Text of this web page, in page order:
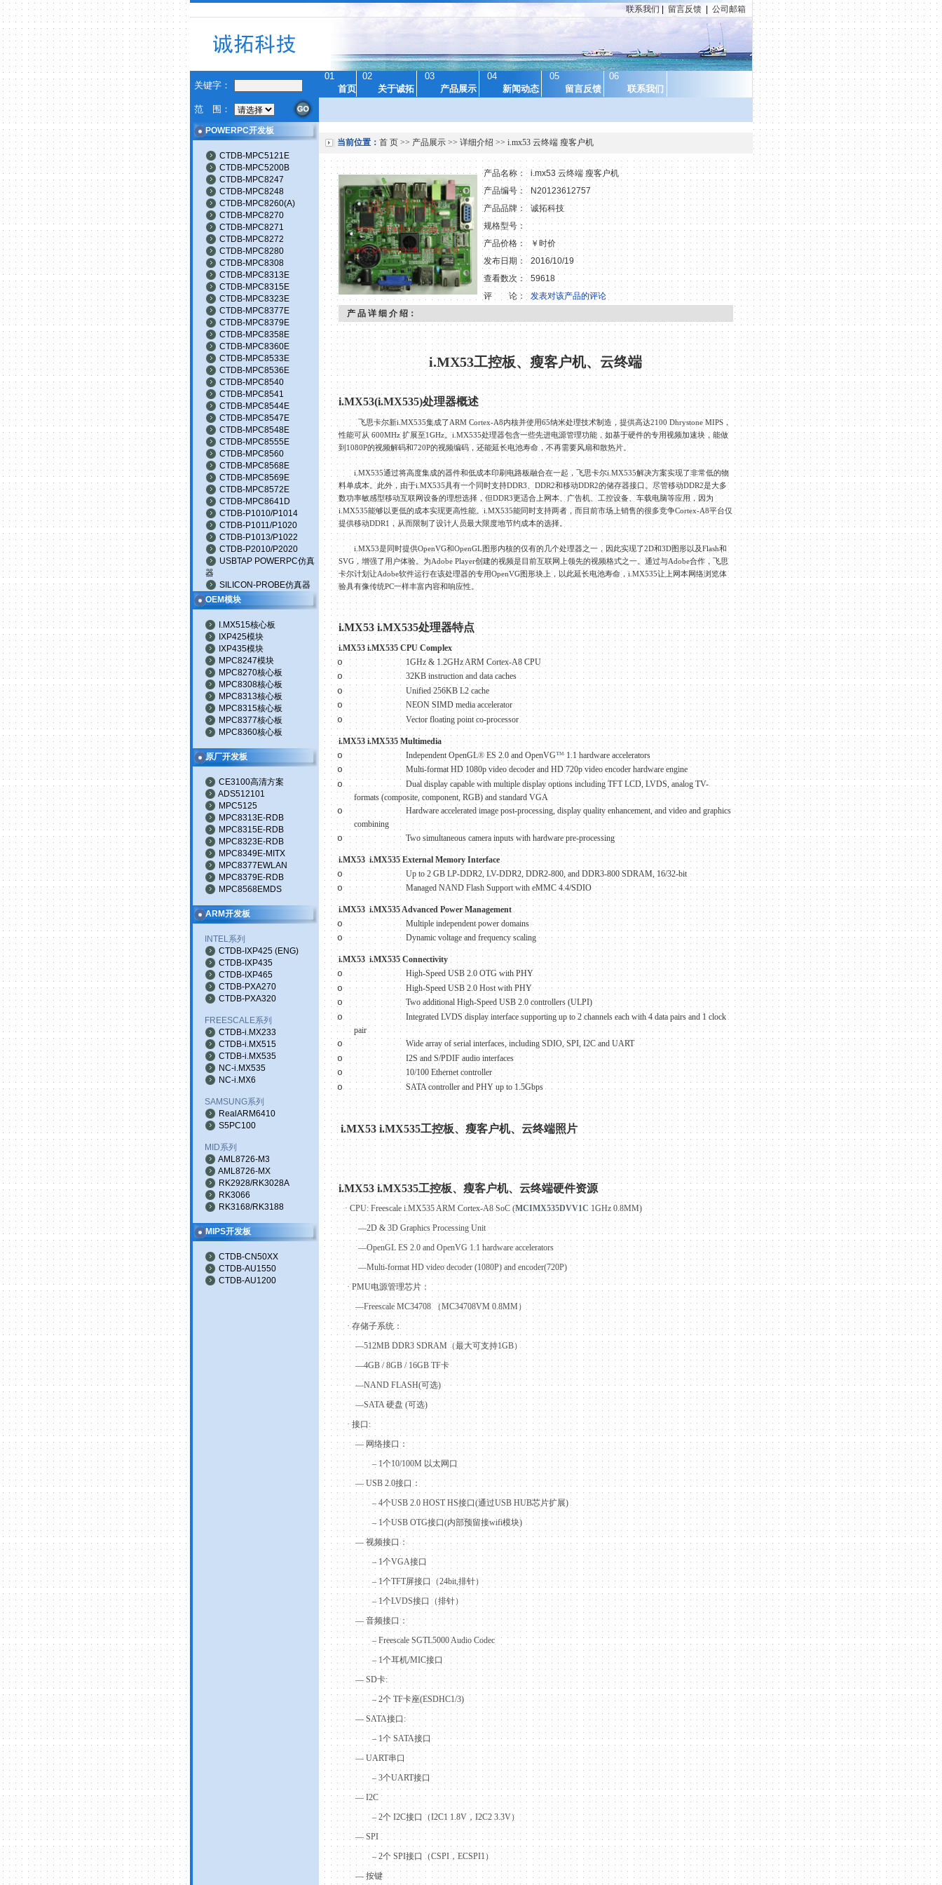
联系我们| 留言反馈 公司邮箱
关键字：
范 围：
01 02 03 04 05
06
首页
关于诚拓 产品展示 新闻动态 留言反馈 联系我们
POWERPC开发板
CTDB-MPC5121E
CTDB-MPC5200B
CTDB-MPC8247
CTDB-MPC8248
CTDB-MPC8260(A)
CTDB-MPC8270
CTDB-MPC8271
CTDB-MPC8272
CTDB-MPC8280
CTDB-MPC8308
CTDB-MPC8313E
CTDB-MPC8315E
CTDB-MPC8323E
CTDB-MPC8377E
CTDB-MPC8379E
CTDB-MPC8358E
CTDB-MPC8360E
CTDB-MPC8533E
CTDB-MPC8536E
CTDB-MPC8540
CTDB-MPC8541
CTDB-MPC8544E
CTDB-MPC8547E
CTDB-MPC8548E
CTDB-MPC8555E
CTDB-MPC8560
CTDB-MPC8568E
CTDB-MPC8569E
CTDB-MPC8572E
CTDB-MPC8641D
CTDB-P1010/P1014
CTDB-P1011/P1020
CTDB-P1013/P1022
CTDB-P2010/P2020
USBTAP POWERPC仿真
器
SILICON-PROBE仿真器
OEM模块
I.MX515核心板
IXP425模块
IXP435模块
MPC8247模块
MPC8270核心板
MPC8308核心板
MPC8313核心板
MPC8315核心板
MPC8377核心板
MPC8360核心板
原厂开发板
CE3100高清方案
ADS512101
MPC5125
MPC8313E-RDB
MPC8315E-RDB
MPC8323E-RDB
MPC8349E-MITX
MPC8377EWLAN
MPC8379E-RDB
MPC8568EMDS
ARM开发板
INTEL系列
CTDB-IXP425(ENG)
CTDB-IXP435
CTDB-IXP465
CTDB-PXA270
CTDB-PXA320
FREESCALE系列
CTDB-i.MX233
CTDB-i.MX515
CTDB-i.MX535
NC-i.MX535
NC-i.MX6
SAMSUNG系列
RealARM6410
S5PC100
MID系列
AML8726-M3
AML8726-MX
RK2928/RK3028A
RK3066
RK3168/RK3188
MIPS开发板
CTDB-CN50XX
CTDB-AU1550
CTDB-AU1200
当前位置： 首 页>> 产品展示>> 详细介绍 >> i.mx53 云终端 瘦客户机
产品名称：
i.mx53 云终端 瘦客户机
产品编号：
N20123612757
产品品牌：
诚拓科技
规格型号：
产品价格：
￥时价
发布日期：
2016/10/19
查看数次：
59618
评 论：
发表对该产品的评论
产 品 详 细 介 绍：
i.MX53工控板、瘦客户机、云终端
i.MX53(i.MX535)处理器概述
飞思卡尔新i.MX535集成了ARM Cortex-A8内核并使用65纳米处理技术制造，提供高达2100 Dhrystone MIPS，
性能可从600MHz扩展至1GHz。i.MX535处理器包含一些先进电源管理功能，如基于硬件的专用视频加速块，能做
到1080P的视频解码和720P的视频编码，还能延长电池寿命，不再需要风扇和散热片。
i.MX535通过将高度集成的器件和低成本印刷电路板融合在一起，飞思卡尔i.MX535解决方案实现了非常低的物
料单成本。此外，由于i.MX535具有一个同时支持DDR3、DDR2和移动DDR2的储存器接口。尽管移动DDR2是大多
数功率敏感型移动互联网设备的理想选择，但DDR3更适合上网本、广告机、工控设备、车载电脑等应用，因为
i.MX535能够以更低的成本实现更高性能。i.MX535能同时支持两者，而目前市场上销售的很多竞争Cortex-A8平台仅
提供移动DDR1 ，从而限制了设计人员最大限度地节约成本的选择。
i.MX53是同时提供OpenVG和OpenGL图形内核的仅有的几个处理器之一，因此实现了2D和3D图形以及Flash和
SVG，增强了用户体验。为Adobe Player创建的视频是目前互联网上领先的视频格式之一。通过与Adobe合作，飞思
卡尔计划让Adobe软件运行在该处理器的专用OpenVG图形块上，以此延长电池寿命，i.MX535让上网本网络浏览体
验具有像传统PC一样丰富内容和响应性。
i.MX53 i.MX535处理器特点
i.MX53 i.MX535 CPU Complex
o 1GHz & 1.2GHz ARM Cortex-A8 CPU
o 32KB instruction and data caches
o Unified 256KB L2 cache
o NEON SIMD media accelerator
o Vector floating point co-processor
i.MX53 i.MX535 Multimedia
o Independent OpenGL®ES 2.0 and OpenVG™1.1 hardware accelerators
o Multi-format HD 1080p video decoder and HD 720p video encoder hardware engine
o
Dual display capable with multiple display options including TFT LCD, LVDS, analog TV-
formats (composite, component, RGB) and standard VGA
o
Hardware accelerated image post-processing, display quality enhancement, and video and graphics
combining
o Two simultaneous camera inputs with hardware pre-processing
i.MX53 i.MX535 External Memory Interface
o Up to 2 GB LP-DDR2, LV-DDR2, DDR2-800, and DDR3-800 SDRAM, 16/32-bit
o Managed NAND Flash Support with eMMC 4.4/SDIO
i.MX53 i.MX535 Advanced Power Management
o Multiple independent power domains
o Dynamic voltage and frequency scaling
i.MX53 i.MX535 Connectivity
o High-Speed USB 2.0 OTG with PHY
o High-Speed USB 2.0 Host with PHY
o Two additional High-Speed USB 2.0 controllers (ULPI)
o
Integrated LVDS display interface supporting up to 2 channels each with 4 data pairs and 1 clock
pair
o Wide array of serial interfaces, including SDIO, SPI, I2Cand UART
o I2S and S/PDIF audio interfaces
o 10/100 Ethernet controller
o SATA controller and PHY up to 1.5Gbps
i.MX53 i.MX535工控板、瘦客户机、云终端照片
i.MX53 i.MX535工控板、瘦客户机、云终端硬件资源
· CPU: Freescale i.MX535 ARM Cortex-A8 SoC (MCIMX535DVV1C1GHz 0.8MM)
—2D & 3D Graphics Processing Unit
—OpenGL ES 2.0 and OpenVG 1.1 hardware accelerators
—Multi-format HD video decoder (1080P) and encoder(720P)
·PMU电源管理芯片：
—Freescale MC34708 （MC34708VM 0.8MM ）
· 存储子系统：
—512MB DDR3 SDRAM （最大可支持1GB）
—4GB / 8GB / 16GB TF卡
—NAND FLASH(可选)
—SATA硬盘 (可选)
· 接口:
— 网络接口：
– 1个10/100M 以太网口
— USB 2.0接口：
– 4个USB 2.0 HOST HS接口(通过USB HUB芯片扩展)
– 1个USB OTG接口(内部预留接wifi模块)
— 视频接口：
– 1个VGA接口
– 1个TFT屏接口（24bit,排针）
– 1个LVDS接口（排针）
— 音频接口：
– Freescale SGTL5000 Audio Codec
– 1个耳机/MIC接口
— SD卡:
– 2个 TF卡座(ESDHC1/3)
— SATA接口 :
– 1个 SATA接口
— UART串口
– 3个UART接口
— I2C
– 2个 I2C接口（I2C1 1.8V， I2C2 3.3V）
— SPI
– 2个 SPI接口（CSPI，ECSPI1 ）
— 按键